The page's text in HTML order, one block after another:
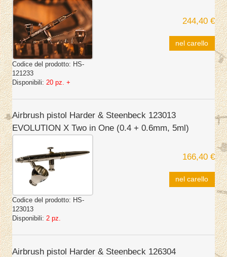
Codice del prodotto: HS-
121233
Disponibili: 20 pz. +
244,40 €
nel carello
Airbrush pistol Harder & Steenbeck 123013
EVOLUTION X Two in One (0.4 + 0.6mm, 5ml)
Codice del prodotto: HS-
123013
Disponibili: 2 pz.
166,40 €
nel carello
Airbrush pistol Harder & Steenbeck 126304